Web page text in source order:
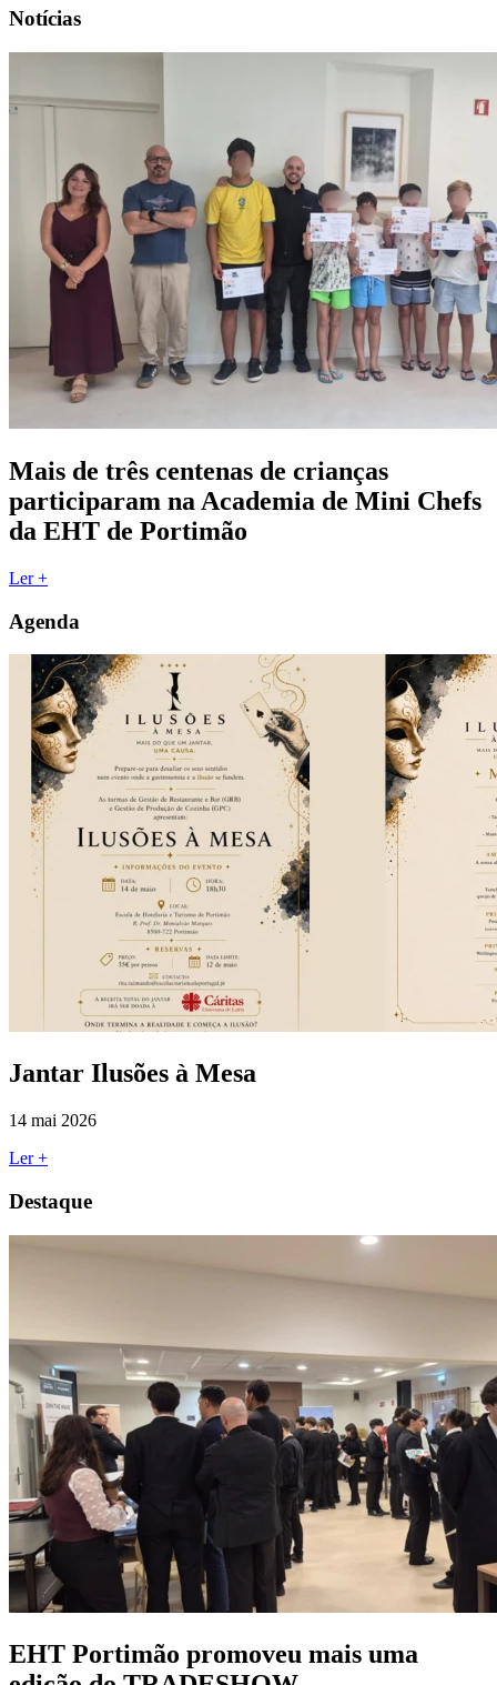
Notícias
Mais de três centenas de crianças
participaram na Academia de Mini Chefs
da EHT de Portimão
Ler +
Agenda
Jantar Ilusões à Mesa
14 mai 2026
Ler +
Destaque
EHT Portimão promoveu mais uma